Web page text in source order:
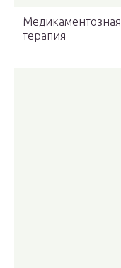
Медикаментозная
терапия